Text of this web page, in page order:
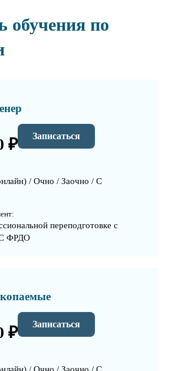
обучения по
₽ Записаться
/ Очно / Заочно / С
переподготовке с
ФРДО
₽ Записаться